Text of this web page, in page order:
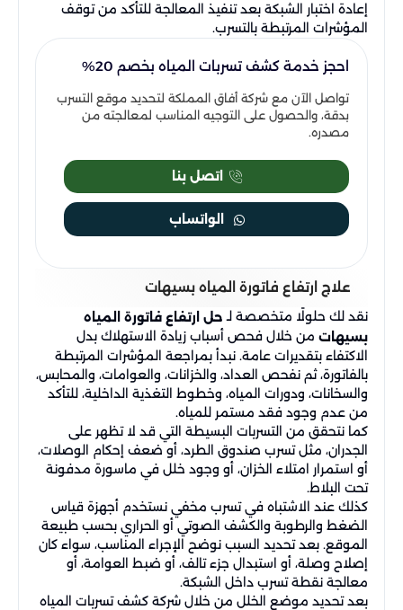
إعادة اختبار الشبكة بعد تنفيذ المعالجة للتأكد من توقف
المؤشرات المرتبطة بالتسرب.
احجز خدمة كشف تسربات المياه بخصم 20%
تواصل الآن مع شركة أفاق المملكة لتحديد موقع التسرب
بدقة، والحصول على التوجيه المناسب لمعالجته من
مصدره.
اتصل بنا
الواتساب
علاج ارتفاع فاتورة المياه بسيهات
نقد لك حلولًا متخصصة لـ حل ارتفاع فاتورة المياه
بسيهات من خلال فحص أسباب زيادة الاستهلاك بدل
الاكتفاء بتقديرات عامة. نبدأ بمراجعة المؤشرات المرتبطة
بالفاتورة، ثم نفحص العداد، والخزانات، والعوامات، والمحابس،
والسخانات، ودورات المياه، وخطوط التغذية الداخلية، للتأكد
من عدم وجود فقد مستمر للمياه.
كما نتحقق من التسربات البسيطة التي قد لا تظهر على
الجدران، مثل تسرب صندوق الطرد، أو ضعف إحكام الوصلات،
أو استمرار امتلاء الخزان، أو وجود خلل في ماسورة مدفونة
تحت البلاط.
كذلك عند الاشتباه في تسرب مخفي نستخدم أجهزة قياس
الضغط والرطوبة والكشف الصوتي أو الحراري بحسب طبيعة
الموقع. بعد تحديد السبب نوضح الإجراء المناسب، سواء كان
إصلاح وصلة، أو استبدال جزء تالف، أو ضبط العوامة، أو
معالجة نقطة تسرب داخل الشبكة.
بعد تحديد موضع الخلل من خلال شركة كشف تسربات المياه